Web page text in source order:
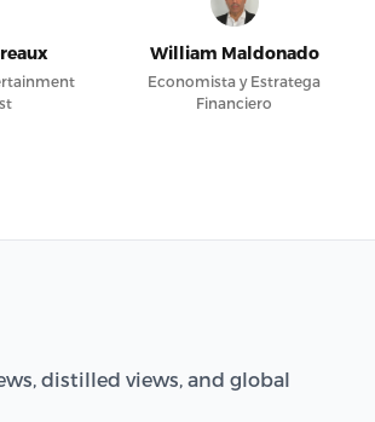
William Maldonado
Economista y Estratega
Financiero
distilled views, and global